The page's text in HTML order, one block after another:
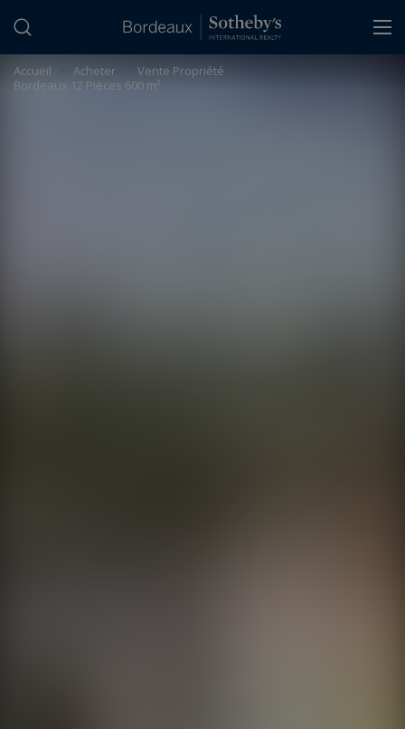
Accueil > Acheter > Vente Propriété
Bordeaux 12 Pièces 600 m²